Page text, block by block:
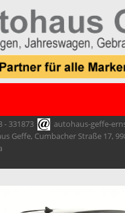
- 331873
autohaus-geffe-
Geffe, Cumbacher Straße 17,